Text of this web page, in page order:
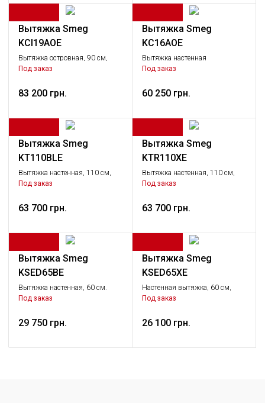
Вытяжка Smeg
KCI19AOE
Вытяжка островная, 90 см,
антрацит
Под заказ
83 200 грн.
Вытяжка Smeg
KC16AOE
Вытяжка настенная
декоративная, 59,5 см,
Под заказ
60 250 грн.
Вытяжка Smeg
KT110BLE
Вытяжка настенная, 110 см,
черная
Под заказ
63 700 грн.
Вытяжка Smeg
KTR110XE
Вытяжка настенная, 110 см,
нержавеющая сталь матовая
Под заказ
63 700 грн.
Вытяжка Smeg
KSED65BE
Вытяжка настенная, 60 см.
Под заказ
29 750 грн.
Вытяжка Smeg
KSED65XE
Настенная вытяжка, 60 см,
нержавеющая сталь,
подсветка – 2 галогенные
Под заказ
26 100 грн.